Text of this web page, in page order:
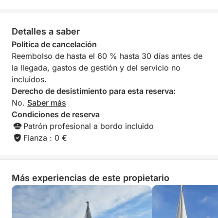
día en un evento inolvidable.
Ideal para cumpleaños, salidas corporativas o ocio
de lujo, esta experiencia de día completo es tu
lienzo en blanco, pintado con la brisa marina y el
sol.
Detalles a saber
Política de cancelación
Reembolso de hasta el 60 % hasta 30 días antes de
la llegada, gastos de gestión y del servicio no
incluidos.
Derecho de desistimiento para esta reserva:
No. Saber más
Condiciones de reserva
Patrón profesional a bordo incluido
Fianza : 0 €
Más experiencias de este propietario